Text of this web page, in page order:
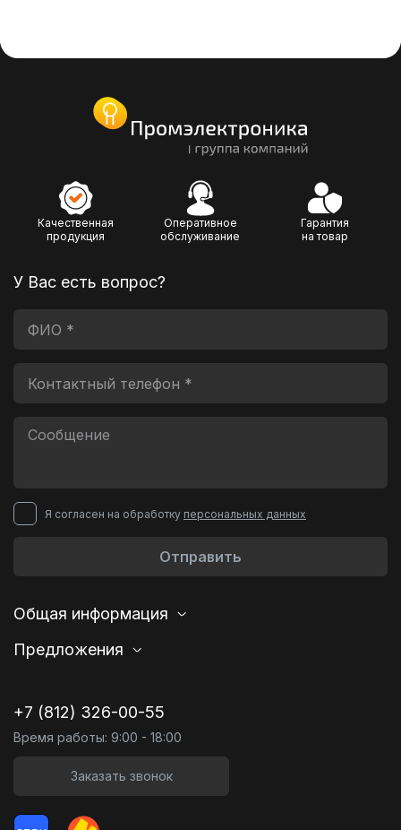
Качественная
продукция
Оперативное
обслуживание
Гарантия
на товар
У Вас есть вопрос?
Я согласен на обработку персональных данных
Отправить
Общая информация
Предложения
+7 (812) 326-00-55
Время работы: 9:00 - 18:00
Заказать звонок